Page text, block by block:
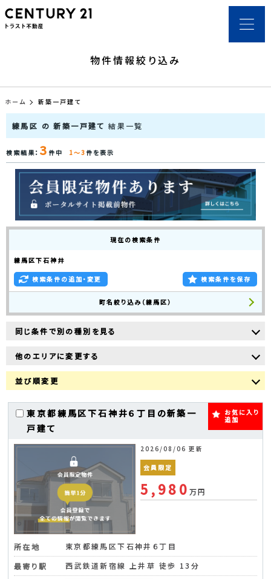
物件情報絞り込み
ホーム 新築一戸建て
練馬区 の 新築一戸建て結果一覧
検索結果： 3 件中 1～3件を表示
現在の検索条件
練馬区下石神井
検索条件の追加・変更 検索条件を保存
町名絞り込み（練馬区）
同じ条件で別の種別を見る
他のエリアに変更する
並び順変更
東京都練馬区下石神井６丁目の新築一
戸建て
お気に入り
追加
2026/08/06 更新
会員限定
5,980万円
所在地
東京都練馬区下石神井６丁目
最寄り駅
西武鉄道新宿線 上井草 徒歩 13分